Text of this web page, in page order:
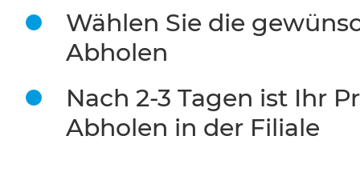
Wählen Sie die
Abholen
Nach 2-3 Tagen ist Ihr
Abholen in der Filiale